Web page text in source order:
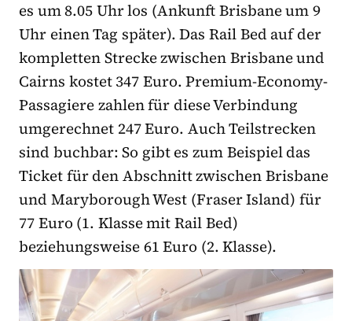
es um 8.05 Uhr los (Ankunft Brisbane um 9
Uhr einen Tag später). Das Rail Bed auf der
kompletten Strecke zwischen Brisbane und
Cairns kostet 347 Euro. Premium-Economy-
Passagiere zahlen für diese Verbindung
umgerechnet 247 Euro. Auch Teilstrecken
sind buchbar: So gibt es zum Beispiel das
Ticket für den Abschnitt zwischen Brisbane
und Maryborough West (Fraser Island) für
77 Euro (1. Klasse mit Rail Bed)
beziehungsweise 61 Euro (2. Klasse).